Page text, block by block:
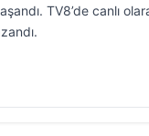
TV8’de canlı